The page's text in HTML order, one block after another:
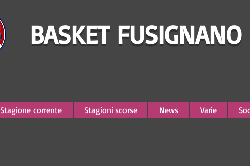
BASKET FUSIGNANO
Stagione corrente Stagioni scorse News Varie